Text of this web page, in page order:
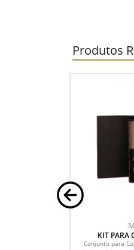
Produtos
KIT PARA
Conjunto para